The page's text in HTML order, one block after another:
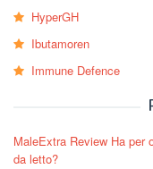
HyperGH
Ibutamoren
Immune Defence
MaleExtra Review Ha per
da letto?